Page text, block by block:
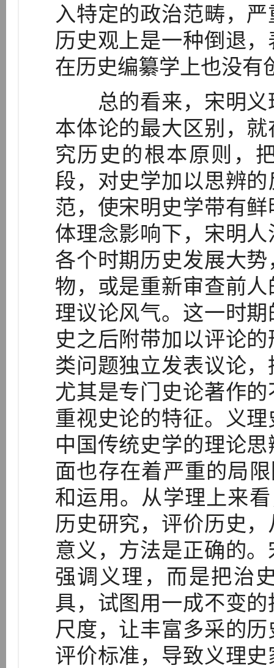
入特定的政治范畴，
历史观上是一种倒退
在历史编纂学上也没有
总的看来，宋明义
本体论的最大区别，
究历史的根本原则，
段，对史学加以思辨
范，使宋明史学带有
体理念影响下，宋明
各个时期历史发展大
物，或是重新审查前
理议论风气。这一时
史之后附带加以评论
类问题独立发表议论
尤其是专门史论著作
重视史论的特征。义
中国传统史学的理论
面也存在着严重的局
和运用。从学理上来
历史研究，评价历史
意义，方法是正确的
强调义理，而是把治
具，试图用一成不变
尺度，让丰富多采的
评价标准，导致义理